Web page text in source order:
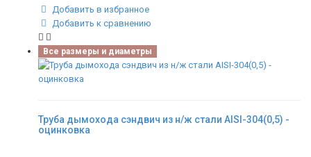
Добавить в избранное
Добавить к сравнению
Все размеры и диаметры
Труба дымохода сэндвич из н/ж стали AISI-304(0,5) -
оцинковка